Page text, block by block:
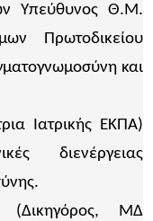
Υπεύθυνος Θ.Μ.
Πρωτοδικείου
και
Ιατρικής ΕΚΠΑ)
διενέργειας
(Δικηγόρος, ΜΔ